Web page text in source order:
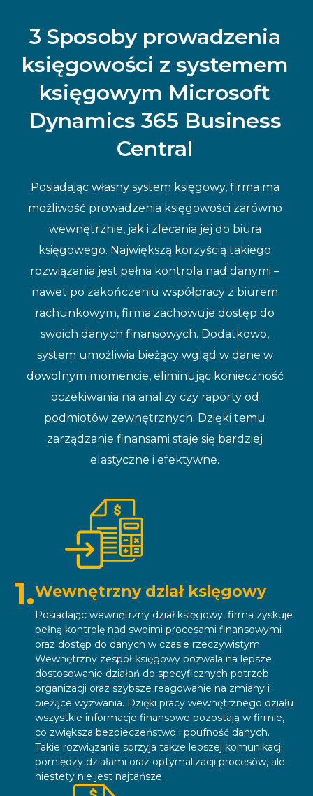
3 Sposoby prowadzenia
księgowości z systemem
księgowym Microsoft
Dynamics 365 Business
Central
Posiadając własny system księgowy, firma ma
możliwość prowadzenia księgowości zarówno
wewnętrznie, jak i zlecania jej do biura
księgowego. Największą korzyścią takiego
rozwiązania jest pełna kontrola nad danymi –
nawet po zakończeniu współpracy z biurem
rachunkowym, firma zachowuje dostęp do
swoich danych finansowych. Dodatkowo,
system umożliwia bieżący wgląd w dane w
dowolnym momencie, eliminując konieczność
oczekiwania na analizy czy raporty od
podmiotów zewnętrznych. Dzięki temu
zarządzanie finansami staje się bardziej
elastyczne i efektywne.
1.Wewnętrzny dział księgowy
Posiadając wewnętrzny dział księgowy, firma zyskuje
pełną kontrolę nad swoimi procesami finansowymi
oraz dostęp do danych w czasie rzeczywistym.
Wewnętrzny zespół księgowy pozwala na lepsze
dostosowanie działań do specyficznych potrzeb
organizacji oraz szybsze reagowanie na zmiany i
bieżące wyzwania. Dzięki pracy wewnętrznego działu
wszystkie informacje finansowe pozostają w firmie,
co zwiększa bezpieczeństwo i poufność danych.
Takie rozwiązanie sprzyja także lepszej komunikacji
pomiędzy działami oraz optymalizacji procesów, ale
niestety nie jest najtańsze.